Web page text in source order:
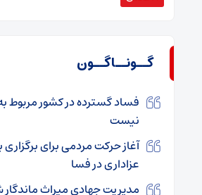
گــونــاگــون
فساد گسترده در کشور
نیست
آغاز حرکت مردمی برای
عزاداری در فسا
مدیریت جهادی میراث